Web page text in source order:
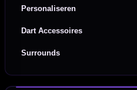
Personaliseren
Dart Accessoires
Surrounds